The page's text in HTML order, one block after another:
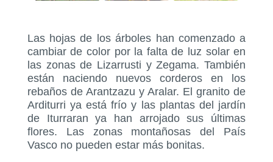
Las hojas de los árboles han comenzado a
cambiar de color por la falta de luz solar en
las zonas de Lizarrusti y Zegama. También
están naciendo nuevos corderos en los
rebaños de Arantzazu y Aralar. El granito de
Arditurri ya está frío y las plantas del jardín
de Iturraran ya han arrojado sus últimas
flores. Las zonas montañosas del País
Vasco no pueden estar más bonitas.